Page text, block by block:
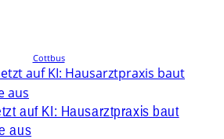
Cottbus
auf KI: Hausarztpraxis baut
aus